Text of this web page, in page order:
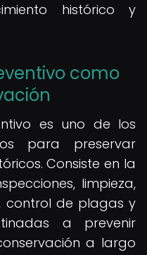
histórico y
como
es uno de los
para preservar
Consiste en la
limpieza,
control de plagas y
a prevenir
a largo